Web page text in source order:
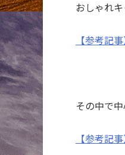
おしゃれ
【参考記
その中で
【参考記